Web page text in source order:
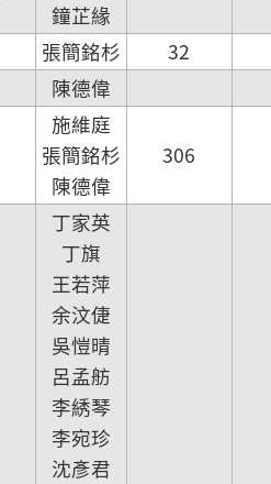
鐘芷緣
張簡銘杉 32
陳德偉
施維庭
張簡銘杉
陳德偉
306
丁家英
丁旗
王若萍
余汶倢
吳愷晴
呂孟舫
李綉琴
李宛珍
沈彥君